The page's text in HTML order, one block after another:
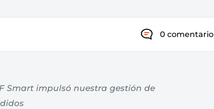
0 comentario
Smart impulsó nuestra gestión de